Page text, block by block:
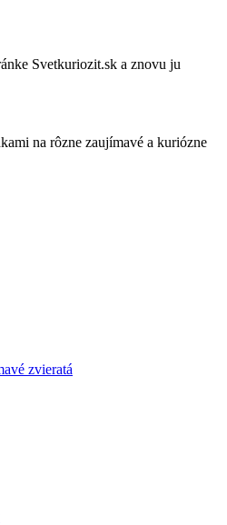
Svetkuriozit.sk a znovu ju
na rôzne zaujímavé a kuriózne
zvieratá